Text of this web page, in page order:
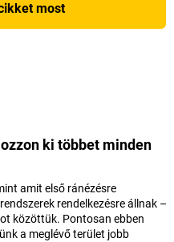
most
ki többet minden
amit első ránézésre
rendelkezésre állnak –
közöttük. Pontosan ebben
a meglévő terület jobb